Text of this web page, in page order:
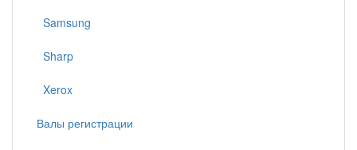
Samsung
Sharp
Xerox
Валы регистрации